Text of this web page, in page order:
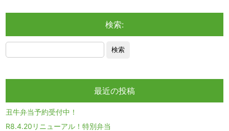
検索:
最近の投稿
丑牛弁当予約受付中！
R8.4.20リニューアル！特別弁当